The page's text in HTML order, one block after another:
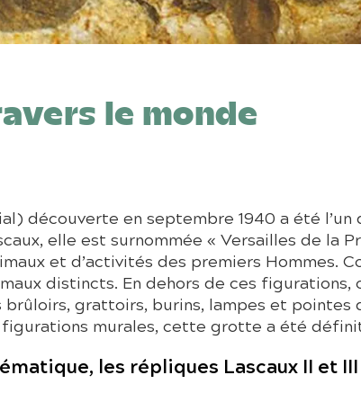
le monde
découverte en septembre 1940 a été l’un
elle est surnommée « Versailles de la
et d’activités des premiers Hommes.
distincts. En dehors de ces
grattoirs, burins, lampes et pointes
murales, cette grotte a été
les répliques Lascaux II et III